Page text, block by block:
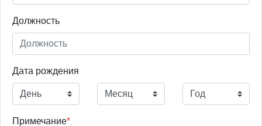
Должность
Дата рождения
Примечание*